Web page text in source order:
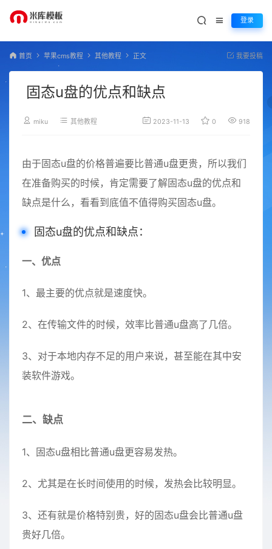
登录
首页 苹果cms教程 其他教程 正文 我要投稿
固态u盘的优点和缺点
miku 其他教程 2023-11-13 0 918
由于固态u盘的价格普遍要比普通u盘更贵，所以我们
在准备购买的时候，肯定需要了解固态u盘的优点和
缺点是什么，看看到底值不值得购买固态u盘。
固态u盘的优点和缺点：
一、优点
1、最主要的优点就是速度快。
2、在传输文件的时候，效率比普通u盘高了几倍。
3、对于本地内存不足的用户来说，甚至能在其中安
装软件游戏。
二、缺点
1、固态u盘相比普通u盘更容易发热。
2、尤其是在长时间使用的时候，发热会比较明显。
3、还有就是价格特别贵，好的固态u盘会比普通u盘
贵好几倍。